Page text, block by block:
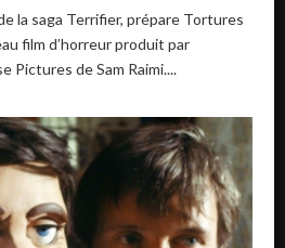
la saga Terrifier, prépare Tortures
film d’horreur produit par
Pictures de Sam Raimi....